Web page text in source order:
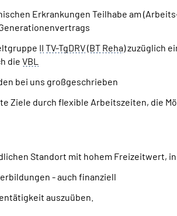
Erkrankungen Teilhabe am
II TV-TgDRV(BT Reha) zuzüglich
die VBL
bei uns großgeschrieben
Ziele durch flexible Arbeitszeiten, die
Standort mit hohem Freizeitwert,
- auch finanziell
auszuüben.